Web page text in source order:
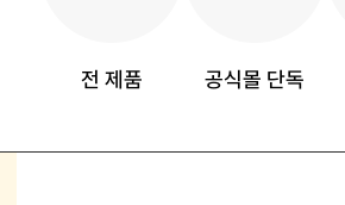
전 제품 공식몰 단독